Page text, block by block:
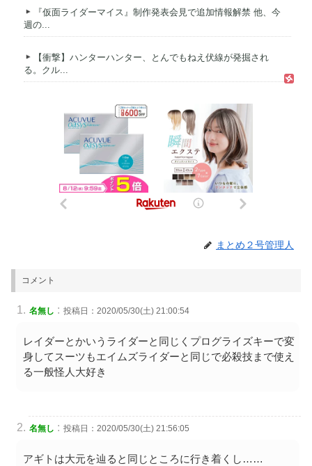
『仮面ライダーマイス』制作発表会見で追加情報解禁 他、今
週の...
【衝撃】ハンターハンター、とんでもねえ伏線が発掘され
る。クル...
まとめ２号管理人
コメント
名無し : 投稿日：2020/05/30(土) 21:00:54
レイダーとかいうライダーと同じくプログライズキーで変
身してスーツもエイムズライダーと同じで必殺技まで使え
る一般怪人大好き
名無し : 投稿日：2020/05/30(土) 21:56:05
アギトは大元を辿ると同じところに行き着くし……